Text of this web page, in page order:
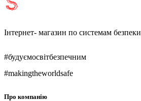
Інтернет- магазин по системам безпеки
#будуємосвітбезпечним
#makingtheworldsafe
Про компанію